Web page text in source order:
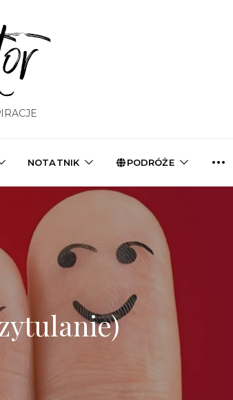
NOTATNIK PODRÓŻE